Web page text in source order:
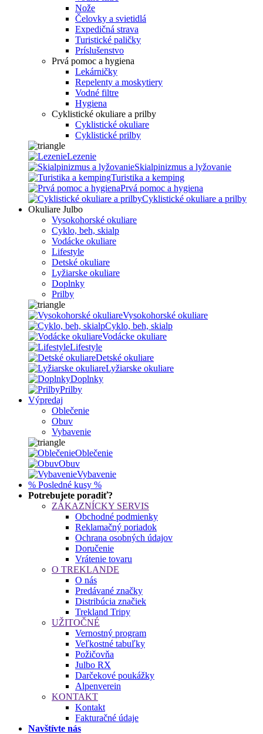
Nože
Čelovky a svietidlá
Expedičná strava
Turistické paličky
Príslušenstvo
Prvá pomoc a hygiena
Lekárničky
Repelenty a moskytiery
Vodné filtre
Hygiena
Cyklistické okuliare a prilby
Cyklistické okuliare
Cyklistické prilby
Lezenie
Skialpinizmus a lyžovanie
Turistika a kemping
Prvá pomoc a hygiena
Cyklistické okuliare a prilby
Okuliare Julbo
Vysokohorské okuliare
Cyklo, beh, skialp
Vodácke okuliare
Lifestyle
Detské okuliare
Lyžiarske okuliare
Doplnky
Prilby
Vysokohorské okuliare
Cyklo, beh, skialp
Vodácke okuliare
Lifestyle
Detské okuliare
Lyžiarske okuliare
Doplnky
Prilby
Výpredaj
Oblečenie
Obuv
Vybavenie
Oblečenie
Obuv
Vybavenie
% Posledné kusy %
Potrebujete poradiť?
ZÁKAZNÍCKY SERVIS
Obchodné podmienky
Reklamačný poriadok
Ochrana osobných údajov
Doručenie
Vrátenie tovaru
O TREKLANDE
O nás
Predávané značky
Distribúcia značiek
Trekland Tripy
UŽITOČNÉ
Vernostný program
Veľkostné tabuľky
Požičovňa
Julbo RX
Darčekové poukážky
Alpenverein
KONTAKT
Kontakt
Fakturačné údaje
Navštívte nás